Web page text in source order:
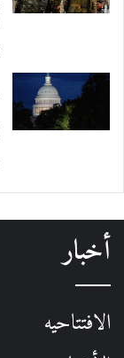
أخبار
الافتتاحيه